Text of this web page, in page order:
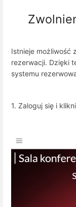
Istnieje możliwość
rezerwacji. Dzięki
systemu
1. Zaloguj się i